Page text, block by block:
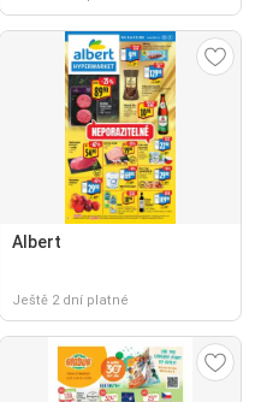
Albert
Ještě 2 dní platné